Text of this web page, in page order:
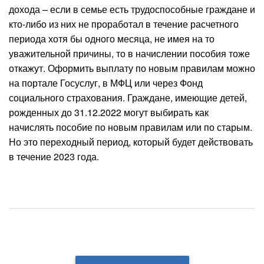
дохода – если в семье есть трудоспособные граждане и
кто-либо из них не проработал в течение расчетного
периода хотя бы одного месяца, не имея на то
уважительной причины, то в начислении пособия тоже
откажут. Оформить выплату по новым правилам можно
на портале Госуслуг, в МФЦ или через Фонд
социального страхования. Граждане, имеющие детей,
рожденных до 31.12.2022 могут выбирать как
начислять пособие по новым правилам или по старым.
Но это переходный период, который будет действовать
в течение 2023 года.